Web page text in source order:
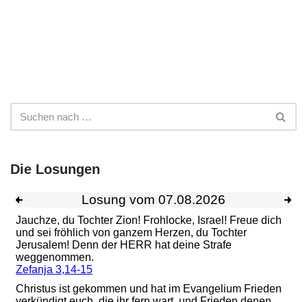
Die Losungen